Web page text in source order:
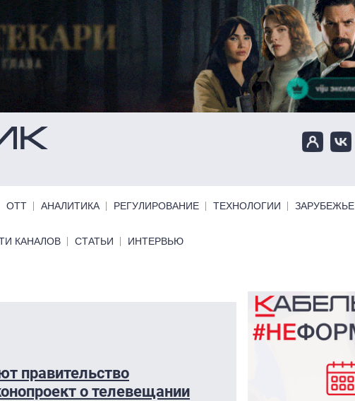
ОТТ АНАЛИТИКА РЕГУЛИРОВАНИЕ ТЕХНОЛОГИИ ЗАРУБЕЖЬЕ
КАНАЛОВ СТАТЬИ ИНТЕРВЬЮ
правительство
о телевещании